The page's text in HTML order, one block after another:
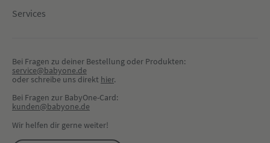
Services
Bei Fragen zu deiner Bestellung oder Produkten:
service@babyone.de
oder schreibe uns direkt hier.
Bei Fragen zur BabyOne-Card:
kunden@babyone.de
Wir helfen dir gerne weiter!